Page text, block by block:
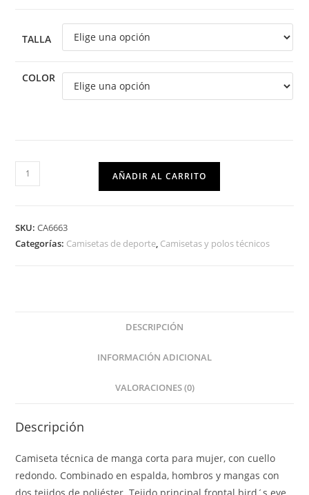
TALLA
COLOR
AÑADIR AL CARRITO
SKU:CA6663
Categorías: Camisetas de deporte, Camisetas y polos técnicos
DESCRIPCIÓN
INFORMACIÓN ADICIONAL
VALORACIONES (0)
Descripción
Camiseta técnica de manga corta para mujer, con cuello
redondo. Combinado en espalda, hombros y mangas con